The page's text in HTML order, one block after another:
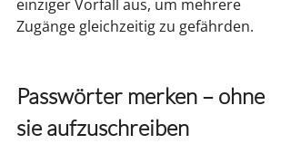
einziger Vorfall aus, um mehrere
Zugänge gleichzeitig zu gefährden.
Passwörter merken – ohne
sie aufzuschreiben